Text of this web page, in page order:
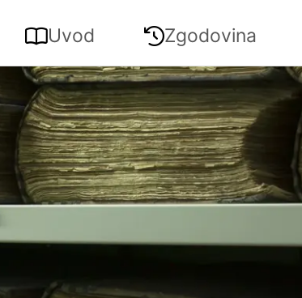
Uvod Zgodovina